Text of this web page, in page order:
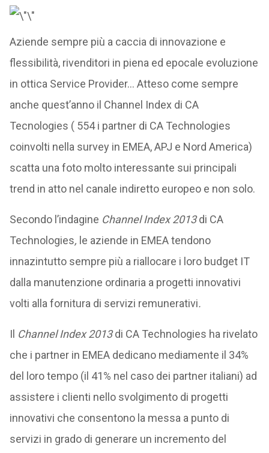
Aziende sempre più a caccia di innovazione e
flessibilità, rivenditori in piena ed epocale evoluzione
in ottica Service Provider… Atteso come sempre
anche quest’anno il Channel Index di CA
Tecnologies ( 554 i partner di CA Technologies
coinvolti nella survey in EMEA, APJ e Nord America)
scatta una foto molto interessante sui principali
trend in atto nel canale indiretto europeo e non solo.
Secondo l’indagine Channel Index 2013di CA
Technologies, le aziende in EMEA tendono
innazintutto sempre più a riallocare i loro budget IT
dalla manutenzione ordinaria a progetti innovativi
volti alla fornitura di servizi remunerativi.
Il Channel Index 2013di CA Technologies ha rivelato
che i partner in EMEA dedicano mediamente il 34%
del loro tempo (il 41% nel caso dei partner italiani) ad
assistere i clienti nello svolgimento di progetti
innovativi che consentono la messa a punto di
servizi in grado di generare un incremento del